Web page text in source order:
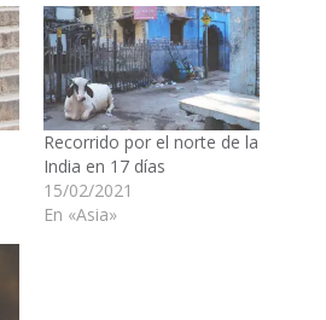
Recorrido por el norte de la
India en 17 días
15/02/2021
En «Asia»